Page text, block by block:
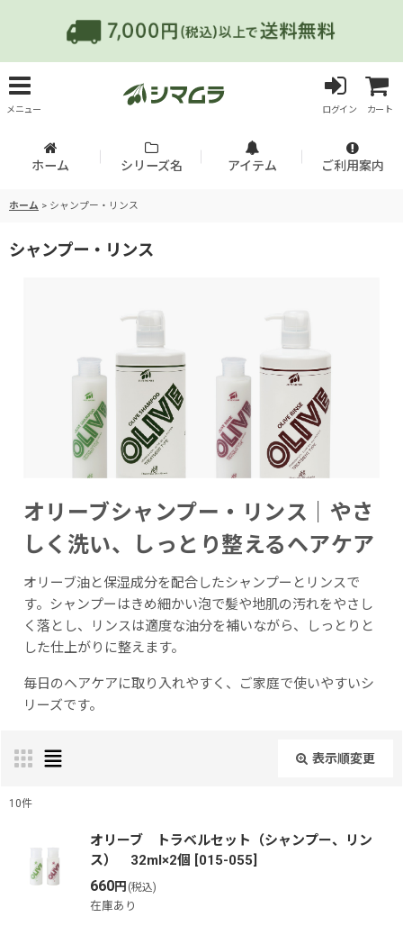
メニュー ログイン カート
ホーム シリーズ名 アイテム ご利用案内
ホーム > シャンプー・リンス
シャンプー・リンス
オリーブシャンプー・リンス｜やさ
しく洗い、しっとり整えるヘアケア
オリーブ油と保湿成分を配合したシャンプーとリンスで
す。シャンプーはきめ細かい泡で髪や地肌の汚れをやさし
く落とし、リンスは適度な油分を補いながら、しっとりと
した仕上がりに整えます。
毎日のヘアケアに取り入れやすく、ご家庭で使いやすいシ
リーズです。
表示順変更
並び順
10件
オリーブ トラベルセット（シャンプー、リン
ス） 32ml×2個 [015-055]
660円 (税込)
在庫あり